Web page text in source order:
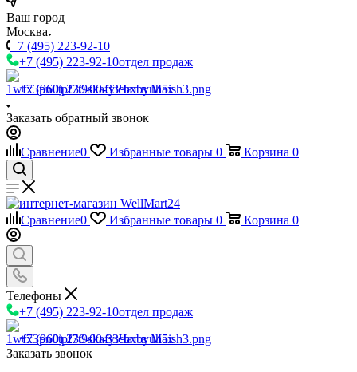
Ваш город
Москва
+7 (495) 223-92-10
+7 (495) 223-92-10отдел продаж
+7 (960) 230-00-33Чат в Max
Заказать обратный звонок
Сравнение0 Избранные товары 0 Корзина 0
Сравнение0 Избранные товары 0 Корзина 0
Телефоны
+7 (495) 223-92-10отдел продаж
+7 (960) 230-00-33Чат в Max
Заказать звонок